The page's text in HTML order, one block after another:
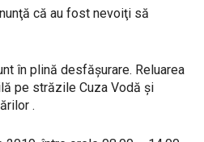
că au fost nevoiţi să
în plină desfăşurare. Reluarea
pe străzile Cuza Vodă şi
.